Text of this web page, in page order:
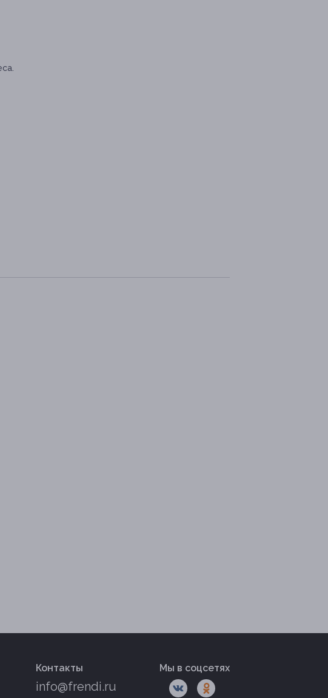
Контакты
info@frendi.ru
Мы в соцсетях